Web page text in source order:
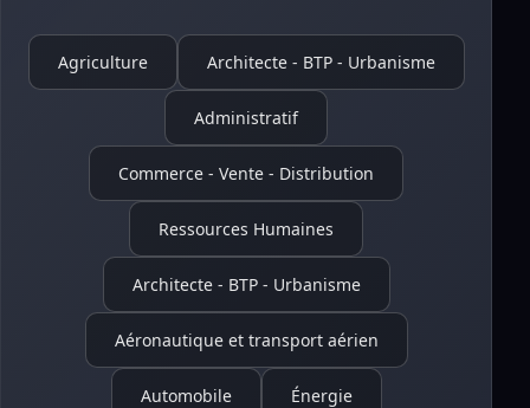
Agriculture Architecte - BTP - Urbanisme
Administratif
Commerce - Vente - Distribution
Ressources Humaines
Architecte - BTP - Urbanisme
Aéronautique et transport aérien
Automobile Énergie